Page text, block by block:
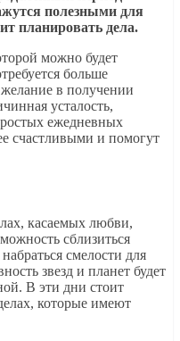
полезными для
планировать дела.
можно будет
больше
в получении
усталость,
ежедневных
счастливыми и помогут
касаемых любви,
сблизиться
смелости для
звезд и планет будет
В эти дни стоит
которые имеют